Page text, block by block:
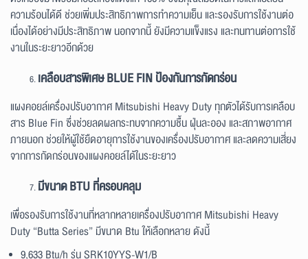
ความร้อนได้ดี ช่วยเพิ่มประสิทธิภาพการทำความเย็น และรองรับการใช้งานต่อ
เนื่องได้อย่างมีประสิทธิภาพ นอกจากนี้ ยังมีความแข็งแรง และทนทานต่อการใช้
งานในระยะยาวอีกด้วย
เคลือบสารพิเศษ BLUE FIN ป้องกันการกัดกร่อน
แผงคอยล์เครื่องปรับอากาศ Mitsubishi Heavy Duty ทุกตัวได้รับการเคลือบ
สาร Blue Fin ซึ่งช่วยลดผลกระทบจากความชื้น ฝุ่นละออง และสภาพอากาศ
ภายนอก ช่วยให้ผู้ใช้ยืดอายุการใช้งานของเครื่องปรับอากาศ และลดความเสี่ยง
จากการกัดกร่อนของแผงคอยล์ได้ในระยะยาว
มีขนาด BTU ที่ครอบคลุม
เพื่อรองรับการใช้งานที่หลากหลายเครื่องปรับอากาศ Mitsubishi Heavy
Duty “Butta Series” มีขนาด Btu ให้เลือกหลาย ดังนี้
9,633 Btu/h รุ่น SRK10YYS-W1/B